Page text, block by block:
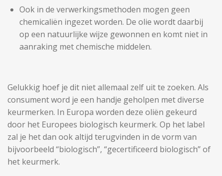
Ook in de verwerkingsmethoden mogen geen
chemicaliën ingezet worden. De olie wordt daarbij
op een natuurlijke wijze gewonnen en komt niet in
aanraking met chemische middelen.
Gelukkig hoef je dit niet allemaal zelf uit te zoeken. Als
consument word je een handje geholpen met diverse
keurmerken. In Europa worden deze oliën gekeurd
door het Europees biologisch keurmerk. Op het label
zal je het dan ook altijd terugvinden in de vorm van
bijvoorbeeld “biologisch”, “gecertificeerd biologisch” of
het keurmerk.